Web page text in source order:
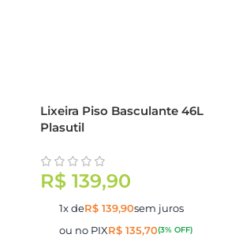
Lixeira Piso Basculante 46L
Plasutil
R$ 139,90
1x deR$ 139,90sem juros
ou no PIXR$ 135,70(3% OFF)